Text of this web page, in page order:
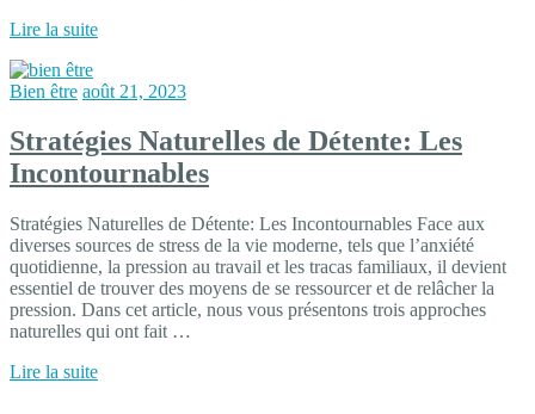
Lire la suite
Bien être août 21, 2023
Stratégies Naturelles de Détente: Les
Incontournables
Stratégies Naturelles de Détente: Les Incontournables Face aux
diverses sources de stress de la vie moderne, tels que l’anxiété
quotidienne, la pression au travail et les tracas familiaux, il devient
essentiel de trouver des moyens de se ressourcer et de relâcher la
pression. Dans cet article, nous vous présentons trois approches
naturelles qui ont fait …
Lire la suite